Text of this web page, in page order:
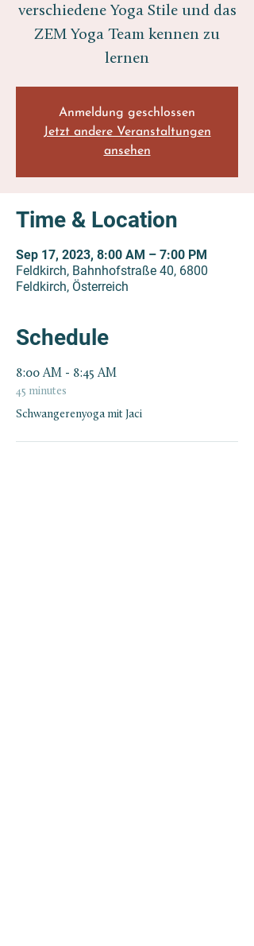
verschiedene Yoga Stile und das
ZEM Yoga Team kennen zu
lernen
Anmeldung geschlossen
Jetzt andere Veranstaltungen
ansehen
Time & Location
Sep 17, 2023, 8:00 AM – 7:00 PM
Feldkirch, Bahnhofstraße 40, 6800
Feldkirch, Österreich
Schedule
8:00 AM - 8:45 AM
45 minutes
Schwangerenyoga mit Jaci